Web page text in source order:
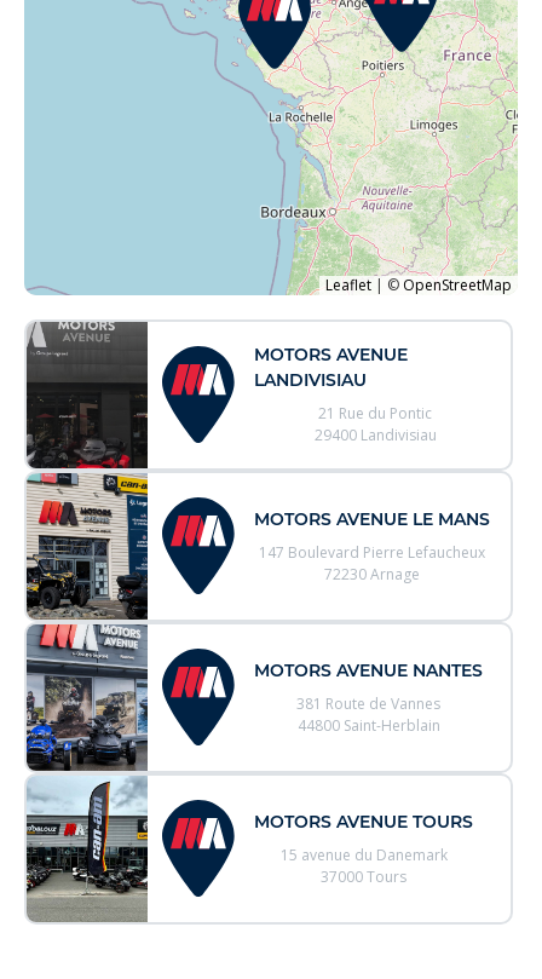
MOTORS AVENUE
LANDIVISIAU
21 Rue du Pontic
29400 Landivisiau
MOTORS AVENUE LE MANS
147 Boulevard Pierre Lefaucheux
72230 Arnage
MOTORS AVENUE NANTES
381 Route de Vannes
44800 Saint-Herblain
MOTORS AVENUE TOURS
15 avenue du Danemark
37000 Tours
Leaflet | © OpenStreetMap